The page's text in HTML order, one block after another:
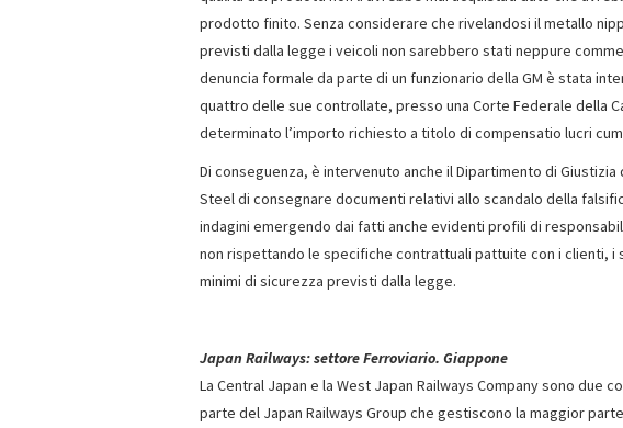
prodotto finito. Senza considerare che rivelandosi il metallo
previsti dalla legge i veicoli non sarebbero stati neppure
denuncia formale da parte di un funzionario della GM è stata
quattro delle sue controllate, presso una Corte Federale della
determinato l’importo richiesto a titolo di compensatio lucri
Di conseguenza, è intervenuto anche il Dipartimento di
Steel di consegnare documenti relativi allo scandalo della
indagini emergendo dai fatti anche evidenti profili di
non rispettando le specifiche contrattuali pattuite con i clienti, i
minimi di sicurezza previsti dalla legge.
Japan Railways: settore Ferroviario. Giappone
La Central Japan e la West Japan Railways Company sono due
parte del Japan Railways Group che gestiscono la maggior